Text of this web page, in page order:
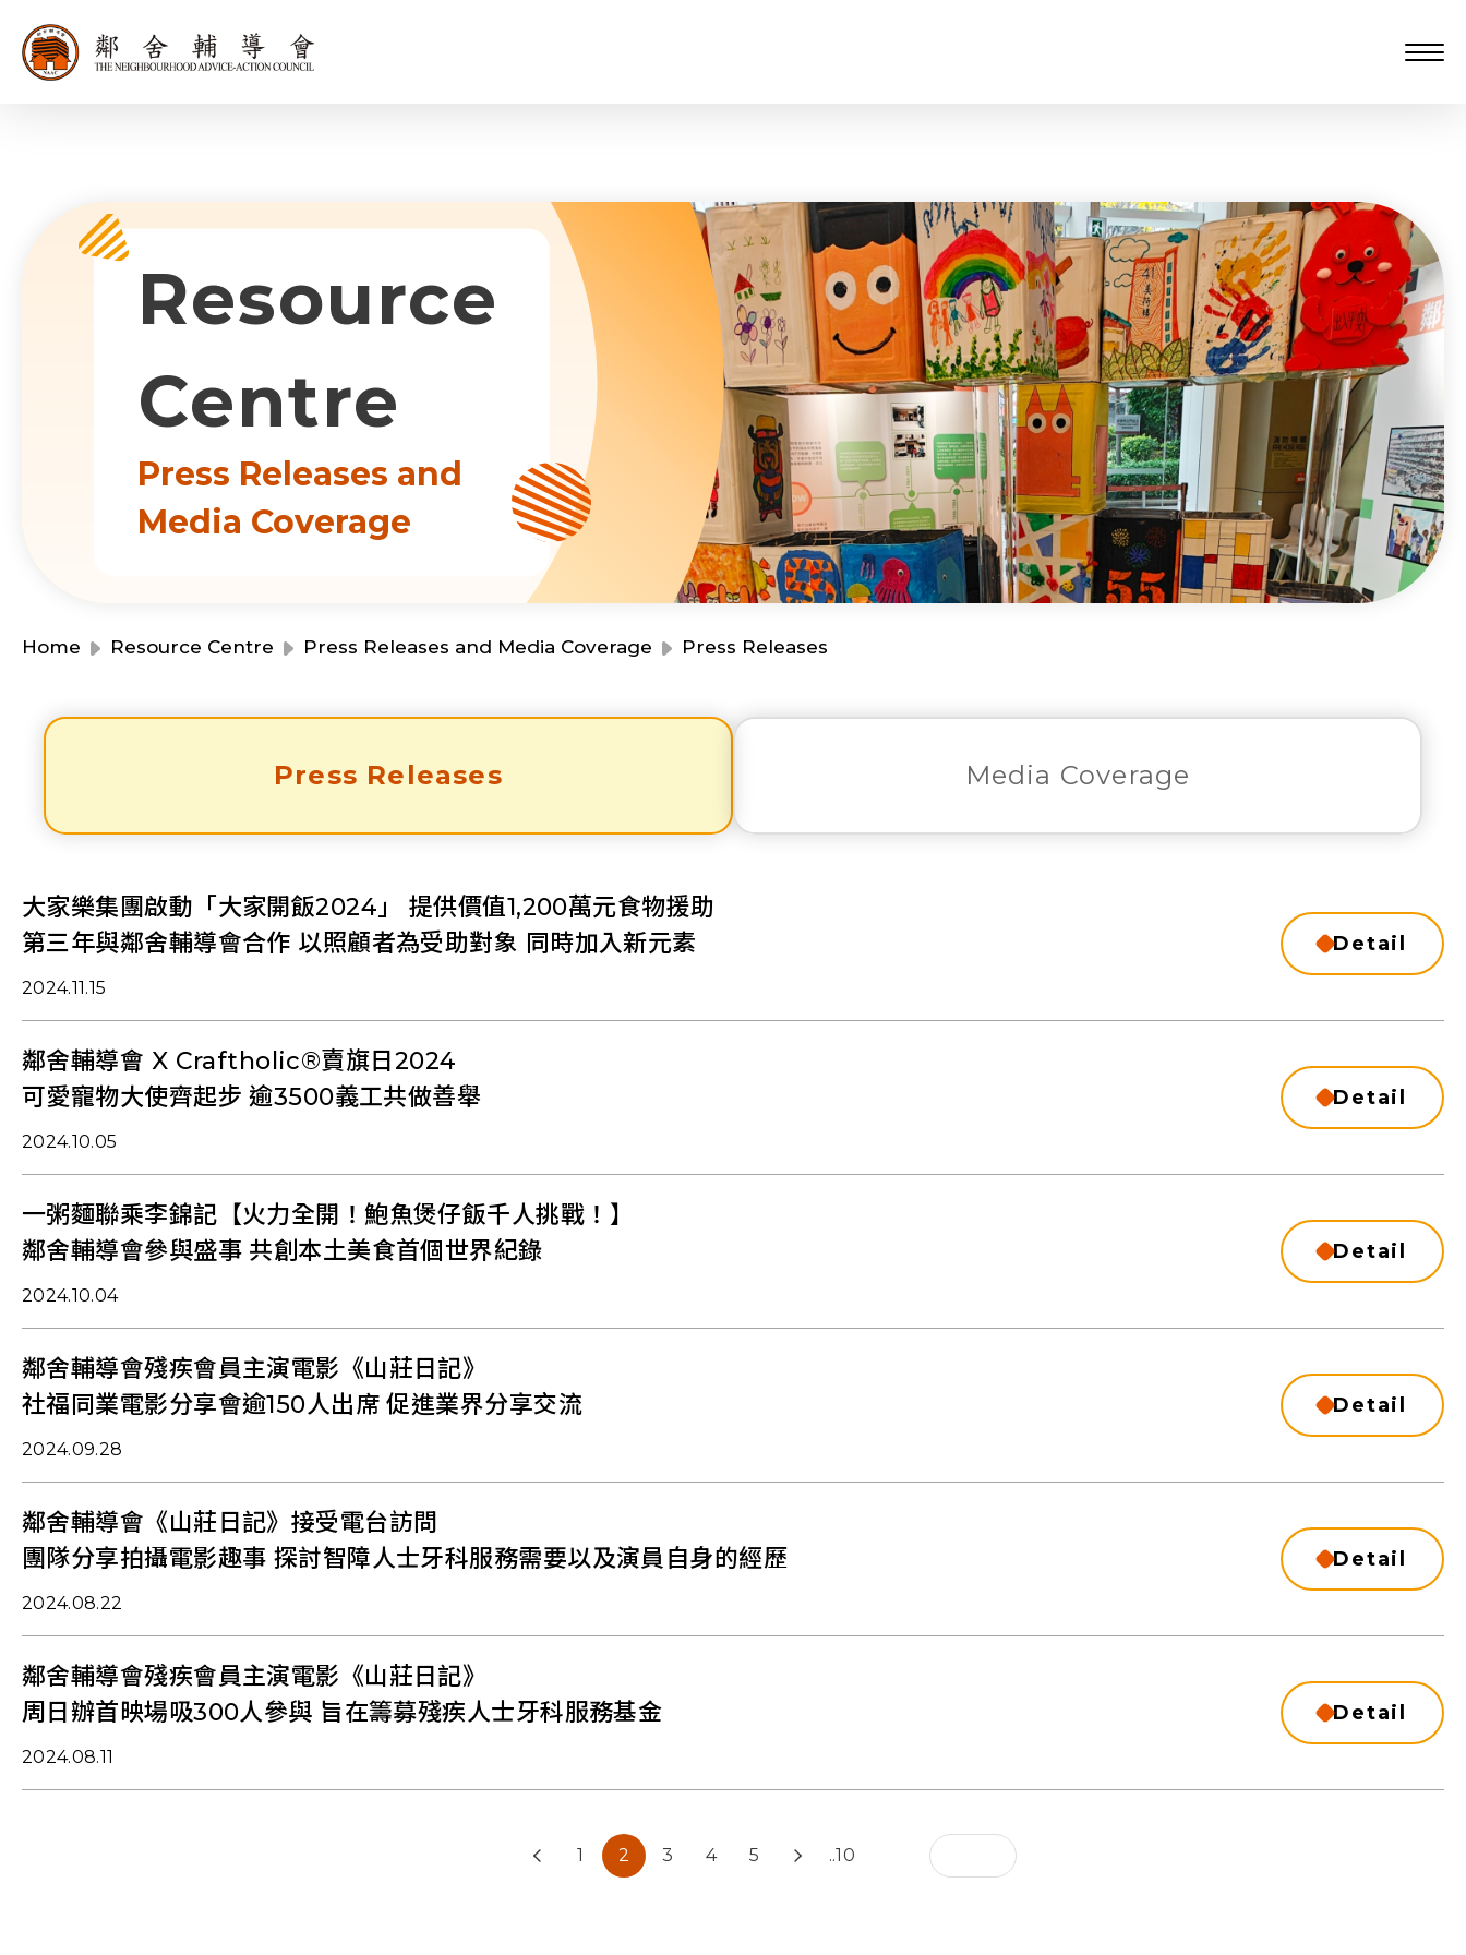
Resource
Centre
Press Releases and
Media Coverage
Home Resource Centre Press Releases and Media Coverage Press Releases
Press Releases Media Coverage
大家樂集團啟動「大家開飯2024」 提供價值1,200萬元食物援助
第三年與鄰舍輔導會合作 以照顧者為受助對象 同時加入新元素
2024.11.15
Detail
鄰舍輔導會 X Craftholic®賣旗日2024
可愛寵物大使齊起步 逾3500義工共做善舉
2024.10.05
Detail
一粥麵聯乘李錦記【火力全開！鮑魚煲仔飯千人挑戰！】
鄰舍輔導會參與盛事 共創本土美食首個世界紀錄
2024.10.04
Detail
鄰舍輔導會殘疾會員主演電影《山莊日記》
社福同業電影分享會逾150人出席 促進業界分享交流
2024.09.28
Detail
鄰舍輔導會《山莊日記》接受電台訪問
團隊分享拍攝電影趣事 探討智障人士牙科服務需要以及演員自身的經歷
2024.08.22
Detail
鄰舍輔導會殘疾會員主演電影《山莊日記》
周日辦首映場吸300人參與 旨在籌募殘疾人士牙科服務基金
2024.08.11
Detail
1 2 3 4 5 ..10
Tenders
About Us
Mainland Service
Education Service
Health Care Services
​Social Enterprise
Our Services
Our Partners
Donation Methods
Become A Volunteer
Support Us
Press Releases and Media Coverage
Annual Report
Newsletter and Publications
Financial Reports
Resource Centre
Events
Event Registration
Latest News
曲/編曲：郭蓋愆 監製：譚子舜